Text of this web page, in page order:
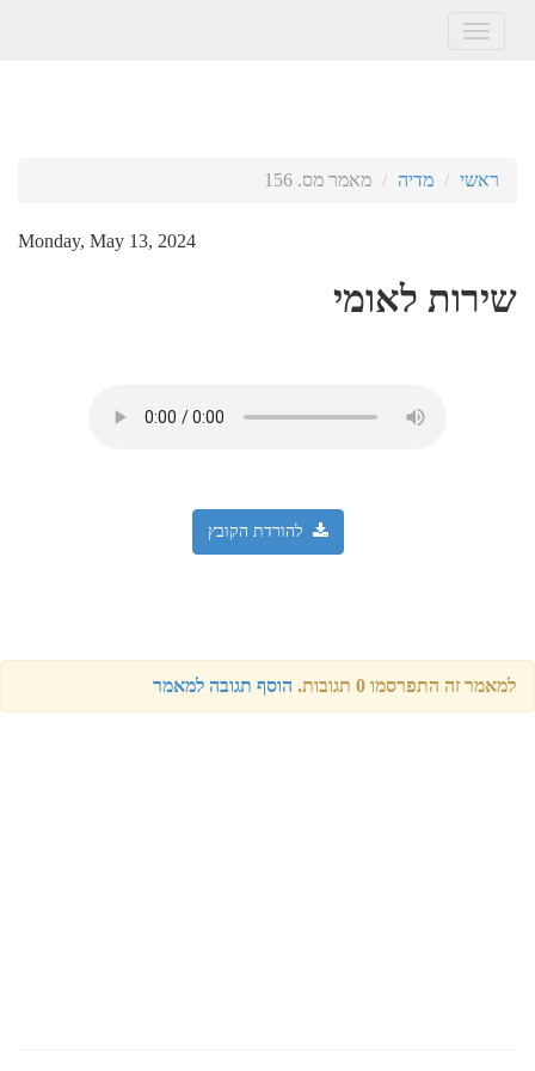
Toggle
ראשי מדיה מאמר מס. 156
Monday, May 13, 2024
שירות לאומי
להורדת הקובץ
למאמר זה התפרסמו 0 תגובות. הוסף תגובה למאמר